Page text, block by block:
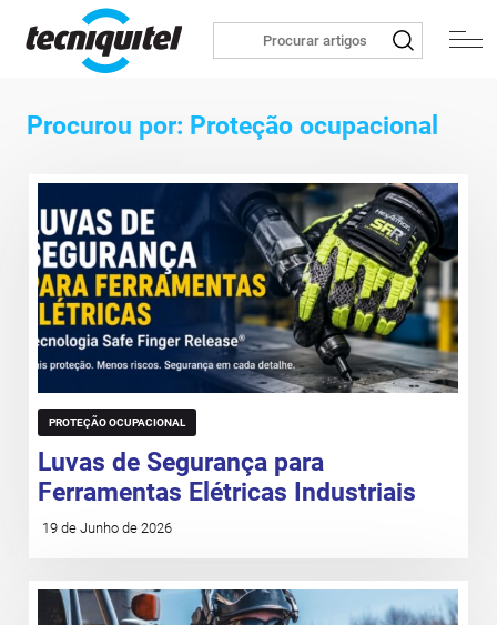
Procurou por: Proteção ocupacional
PROTEÇÃO OCUPACIONAL
Luvas de Segurança para
Ferramentas Elétricas Industriais
19 de Junho de 2026